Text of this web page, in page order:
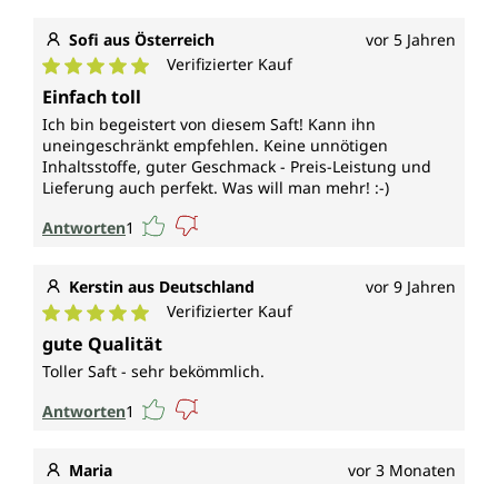
Sofi aus Österreich vor 5 Jahren
Durchschnittliche Bewertung von 5 von 5 Sternen
Verifizierter Kauf
Einfach toll
Ich bin begeistert von diesem Saft! Kann ihn
uneingeschränkt empfehlen. Keine unnötigen
Inhaltsstoffe, guter Geschmack - Preis-Leistung und
Lieferung auch perfekt. Was will man mehr! :-)
Antworten1
Kerstin aus Deutschland vor 9 Jahren
Durchschnittliche Bewertung von 5 von 5 Sternen
Verifizierter Kauf
gute Qualität
Toller Saft - sehr bekömmlich.
Antworten1
Maria vor 3 Monaten